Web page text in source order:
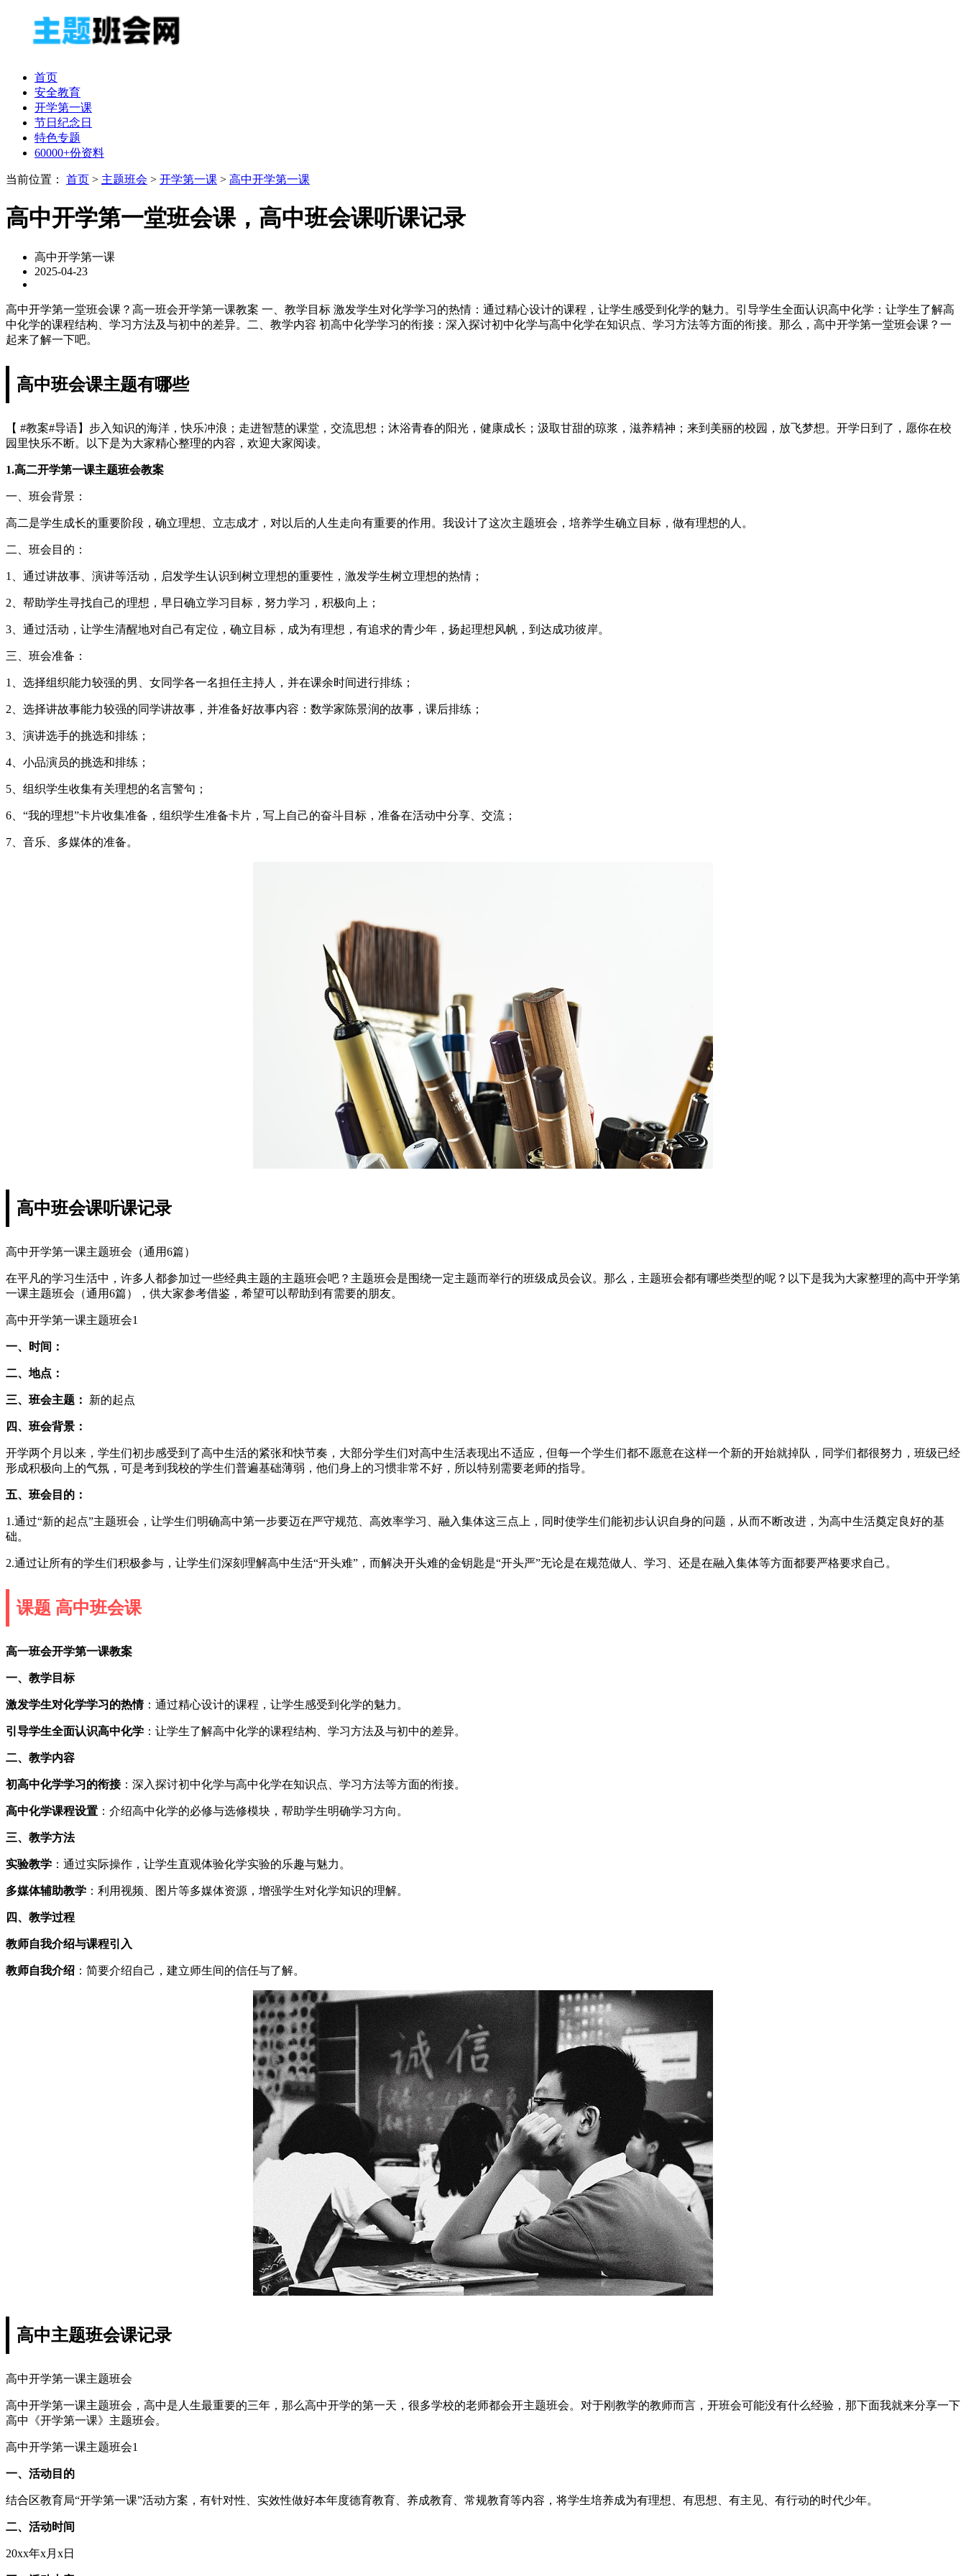
首页
安全教育
开学第一课
节日纪念日
特色专题
60000+份资料
当前位置： 首页 > 主题班会 > 开学第一课 > 高中开学第一课
高中开学第一堂班会课，高中班会课听课记录
高中开学第一课
2025-04-23
高中开学第一堂班会课？高一班会开学第一课教案 一、教学目标 激发学生对化学学习的热情：通过精心设计的课程，让学生感受到化学的魅力。引导学生全面认识高中化学：让学生了解高
中化学的课程结构、学习方法及与初中的差异。二、教学内容 初高中化学学习的衔接：深入探讨初中化学与高中化学在知识点、学习方法等方面的衔接。那么，高中开学第一堂班会课？一
起来了解一下吧。
高中班会课主题有哪些
【 #教案#导语】步入知识的海洋，快乐冲浪；走进智慧的课堂，交流思想；沐浴青春的阳光，健康成长；汲取甘甜的琼浆，滋养精神；来到美丽的校园，放飞梦想。开学日到了，愿你在校
园里快乐不断。以下是为大家精心整理的内容，欢迎大家阅读。
1.高二开学第一课主题班会教案
一、班会背景：
高二是学生成长的重要阶段，确立理想、立志成才，对以后的人生走向有重要的作用。我设计了这次主题班会，培养学生确立目标，做有理想的人。
二、班会目的：
1、通过讲故事、演讲等活动，启发学生认识到树立理想的重要性，激发学生树立理想的热情；
2、帮助学生寻找自己的理想，早日确立学习目标，努力学习，积极向上；
3、通过活动，让学生清醒地对自己有定位，确立目标，成为有理想，有追求的青少年，扬起理想风帆，到达成功彼岸。
三、班会准备：
1、选择组织能力较强的男、女同学各一名担任主持人，并在课余时间进行排练；
2、选择讲故事能力较强的同学讲故事，并准备好故事内容：数学家陈景润的故事，课后排练；
3、演讲选手的挑选和排练；
4、小品演员的挑选和排练；
5、组织学生收集有关理想的名言警句；
6、“我的理想”卡片收集准备，组织学生准备卡片，写上自己的奋斗目标，准备在活动中分享、交流；
7、音乐、多媒体的准备。
高中班会课听课记录
高中开学第一课主题班会（通用6篇）
在平凡的学习生活中，许多人都参加过一些经典主题的主题班会吧？主题班会是围绕一定主题而举行的班级成员会议。那么，主题班会都有哪些类型的呢？以下是我为大家整理的高中开学第
一课主题班会（通用6篇），供大家参考借鉴，希望可以帮助到有需要的朋友。
高中开学第一课主题班会1
一、时间：
二、地点：
三、班会主题： 新的起点
四、班会背景：
开学两个月以来，学生们初步感受到了高中生活的紧张和快节奏，大部分学生们对高中生活表现出不适应，但每一个学生们都不愿意在这样一个新的开始就掉队，同学们都很努力，班级已经
形成积极向上的气氛，可是考到我校的学生们普遍基础薄弱，他们身上的习惯非常不好，所以特别需要老师的指导。
五、班会目的：
1.通过“新的起点”主题班会，让学生们明确高中第一步要迈在严守规范、高效率学习、融入集体这三点上，同时使学生们能初步认识自身的问题，从而不断改进，为高中生活奠定良好的基
础。
2.通过让所有的学生们积极参与，让学生们深刻理解高中生活“开头难”，而解决开头难的金钥匙是“开头严”无论是在规范做人、学习、还是在融入集体等方面都要严格要求自己。
课题 高中班会课
高一班会开学第一课教案
一、教学目标
激发学生对化学学习的热情：通过精心设计的课程，让学生感受到化学的魅力。
引导学生全面认识高中化学 ：让学生了解高中化学的课程结构、学习方法及与初中的差异。
二、教学内容
初高中化学学习的衔接：深入探讨初中化学与高中化学在知识点、学习方法等方面的衔接。
高中化学课程设置 ：介绍高中化学的必修与选修模块，帮助学生明确学习方向。
三、教学方法
实验教学 ：通过实际操作，让学生直观体验化学实验的乐趣与魅力。
多媒体辅助教学 ：利用视频、图片等多媒体资源，增强学生对化学知识的理解。
四、教学过程
教师自我介绍与课程引入
教师自我介绍 ：简要介绍自己，建立师生间的信任与了解。
高中主题班会课记录
高中开学第一课主题班会
高中开学第一课主题班会，高中是人生最重要的三年，那么高中开学的第一天，很多学校的老师都会开主题班会。对于刚教学的教师而言，开班会可能没有什么经验，那下面我就来分享一下
高中《开学第一课》主题班会。
高中开学第一课主题班会1
一、活动目的
结合区教育局“开学第一课”活动方案，有针对性、实效性做好本年度德育教育、养成教育、常规教育等内容，将学生培养成为有理想、有思想、有主见、有行动的时代少年。
二、活动时间
20xx年x月x日